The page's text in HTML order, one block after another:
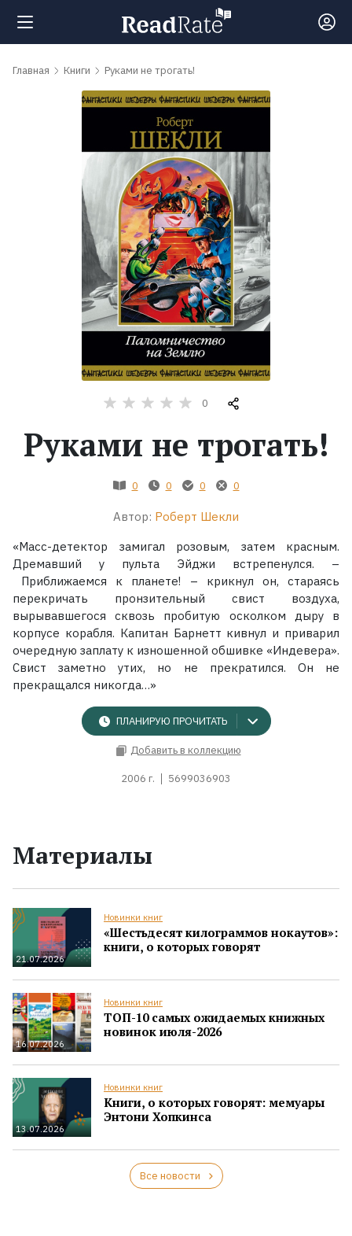
Поиск
Рейтинги
обсуждаемые
Главная Книги Руками не трогать!
0
Руками не трогать!
0 0 0 0
Автор: Роберт Шекли
«Масс-детектор замигал розовым, затем красным.
Дремавший у пульта Эйджи встрепенулся. –
Приближаемся к планете! – крикнул он, стараясь
перекричать пронзительный свист воздуха,
вырывавшегося сквозь пробитую осколком дыру в
корпусе корабля. Капитан Барнетт кивнул и приварил
очередную заплату к изношенной обшивке «Индевера».
Свист заметно утих, но не прекратился. Он не
прекращался никогда…»
ПЛАНИРУЮ ПРОЧИТАТЬ
Добавить в коллекцию
2006 г. 5699036903
Материалы
21.07.2026
Новинки книг
«Шестьдесят килограммов нокаутов»:
книги, о которых говорят
16.07.2026
Новинки книг
ТОП-10 самых ожидаемых книжных
новинок июля-2026
13.07.2026
Новинки книг
Книги, о которых говорят: мемуары
Энтони Хопкинса
Все новости